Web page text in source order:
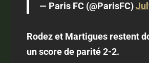
— Paris FC (@ParisFC)
Rodez et Martigues restent
un score de parité 2-2.